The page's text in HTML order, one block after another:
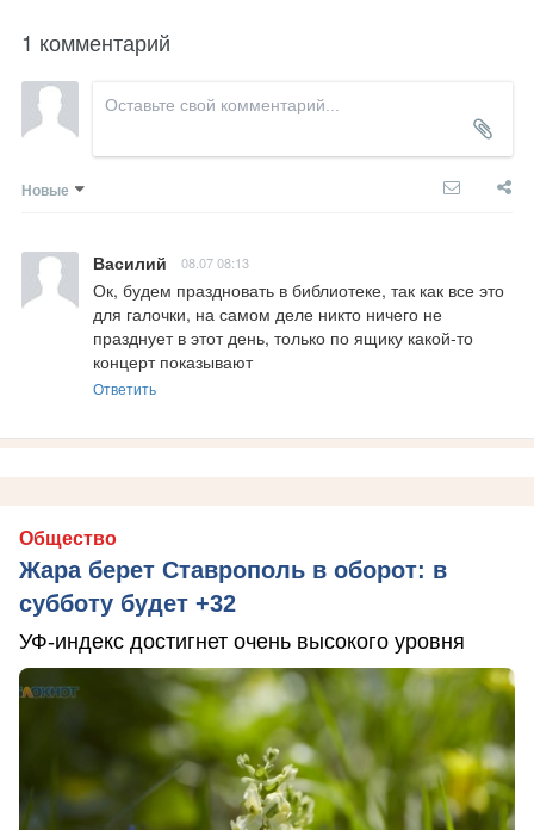
1 комментарий
Новые
Василий 08.07 08:13
Ок, будем праздновать в библиотеке, так как все это
для галочки, на самом деле никто ничего не
празднует в этот день, только по ящику какой-то
концерт показывают
Ответить
Общество
Жара берет Ставрополь в оборот: в
субботу будет +32
УФ-индекс достигнет очень высокого уровня